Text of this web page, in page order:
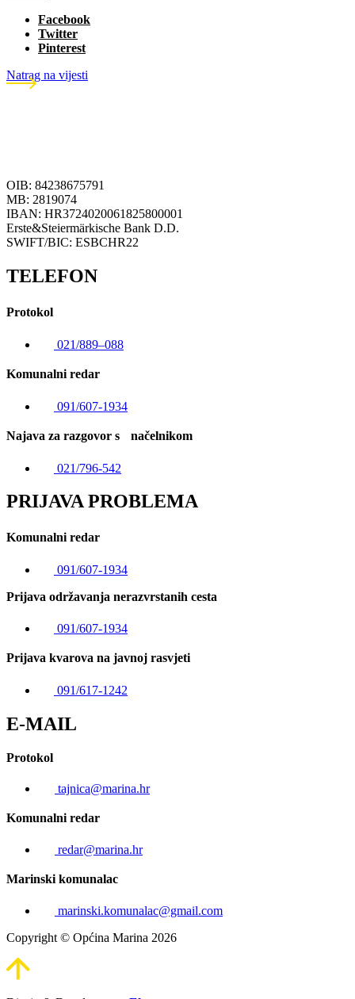
Facebook
Twitter
Pinterest
Natrag na vijesti
OIB: 84238675791
MB: 2819074
IBAN: HR3724020061825800001
Erste&Steiermärkische Bank D.D.
SWIFT/BIC: ESBCHR22
TELEFON
Protokol
021/889–088
Komunalni redar
091/607-1934
Najava za razgovor s načelnikom
021/796-542
PRIJAVA PROBLEMA
Komunalni redar
091/607-1934
Prijava održavanja nerazvrstanih cesta
091/607-1934
Prijava kvarova na javnoj rasvjeti
091/617-1242
E-MAIL
Protokol
tajnica@marina.hr
Komunalni redar
redar@marina.hr
Marinski komunalac
marinski.komunalac@gmail.com
Copyright © Općina Marina 2026